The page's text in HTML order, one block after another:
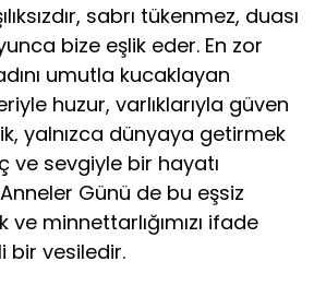
sabrı tükenmez, duası
bize eşlik eder. En zor
umutla kucaklayan
huzur, varlıklarıyla güven
yalnızca dünyaya getirmek
ve sevgiyle bir hayatı
Günü de bu eşsiz
minnettarlığımızı ifade
bir vesiledir.